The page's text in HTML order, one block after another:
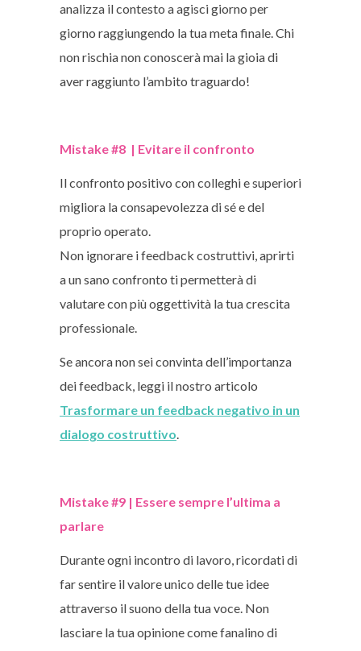
analizza il contesto a agisci giorno per
giorno raggiungendo la tua meta finale. Chi
non rischia non conoscerà mai la gioia di
aver raggiunto l’ambito traguardo!
Mistake #8 | Evitare il confronto
Il confronto positivo con colleghi e superiori
migliora la consapevolezza di sé e del
proprio operato.
Non ignorare i feedback costruttivi, aprirti
a un sano confronto ti permetterà di
valutare con più oggettività la tua crescita
professionale.
Se ancora non sei convinta dell’importanza
dei feedback, leggi il nostro articolo
Trasformare un feedback negativo in un
dialogo costruttivo.
Mistake #9 | Essere sempre l’ultima a
parlare
Durante ogni incontro di lavoro, ricordati di
far sentire il valore unico delle tue idee
attraverso il suono della tua voce. Non
lasciare la tua opinione come fanalino di